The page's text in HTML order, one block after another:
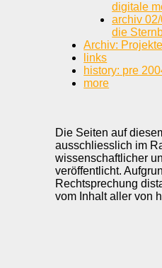
digitale
archiv
die
Archiv: Projekte
links
history: pre
more
Die Seiten auf
ausschliesslich im
wissenschaftlicher
veröffentlicht.
Rechtsprechung
vom Inhalt aller von